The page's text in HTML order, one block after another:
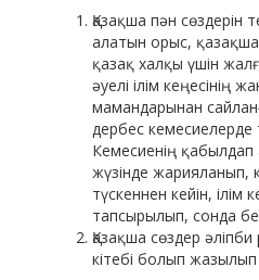
Қазақша пән сөздерін
алатын орыс, қазақша
қазақ халқы үшін
әуелі ілім кеңесінің
мамандарынан
дербес кемесиелерде
Кемесиенің қабылдап
жүзінде жарияланып,
түскеннен кейін, ілім
тапсырылып, сонда
Қазақша сөздер әліпби
кітебі болып